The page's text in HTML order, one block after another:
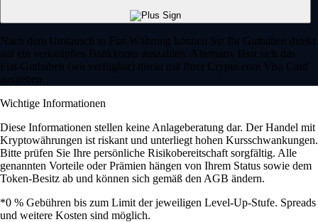
Nach dem Umtausch in Fiat-Währung können Sie Ihr Guthaben direkt
auf ein verknüpftes Bankkonto auszahlen. Alternativ lässt sich das
Fiat-Guthaben (wo verfügbar) direkt mit Ihrer Crypto.com Visa Card
ausgeben.
Wichtige Informationen
Diese Informationen stellen keine Anlageberatung dar. Der Handel mit
Kryptowährungen ist riskant und unterliegt hohen Kursschwankungen.
Bitte prüfen Sie Ihre persönliche Risikobereitschaft sorgfältig. Alle
genannten Vorteile oder Prämien hängen von Ihrem Status sowie dem
Token-Besitz ab und können sich gemäß den AGB ändern.
*0 % Gebühren bis zum Limit der jeweiligen Level-Up-Stufe. Spreads
und weitere Kosten sind möglich.